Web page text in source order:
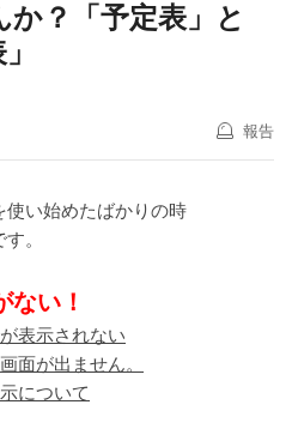
？「予定表」と
報告
使い始めたばかりの時
。
ない！
表示されない
面が出ません。
について